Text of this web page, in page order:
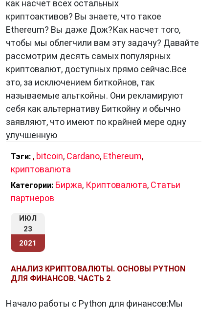
как насчет всех остальных
криптоактивов? Вы знаете, что такое
Ethereum? Вы даже Дож?Как насчет того,
чтобы мы облегчили вам эту задачу? Давайте
рассмотрим десять самых популярных
криптовалют, доступных прямо сейчас.Все
это, за исключением биткойнов, так
называемые альткойны. Они рекламируют
себя как альтернативу Биткойну и обычно
заявляют, что имеют по крайней мере одну
улучшенную
Тэги: , bitcoin, Cardano, Ethereum,
криптовалюта
Категории: Биржа, Криптовалюта, Статьи
партнеров
ИЮЛ
23
2021
АНАЛИЗ КРИПТОВАЛЮТЫ. ОСНОВЫ PYTHON
ДЛЯ ФИНАНСОВ. ЧАСТЬ 2
Начало работы с Python для финансов:Мы